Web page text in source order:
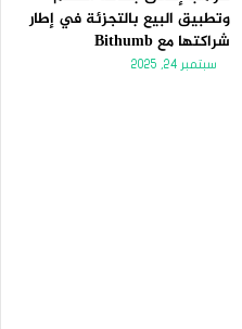
وتطبيق البيع بالتجزئة في إطار
شراكتها مع Bithumb
سبتمبر 24, 2025